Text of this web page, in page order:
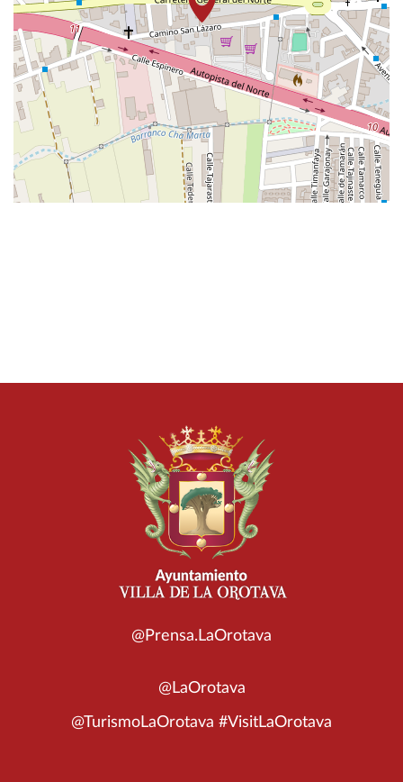
@Prensa.LaOrotava
@LaOrotava
@TurismoLaOrotava #VisitLaOrotava